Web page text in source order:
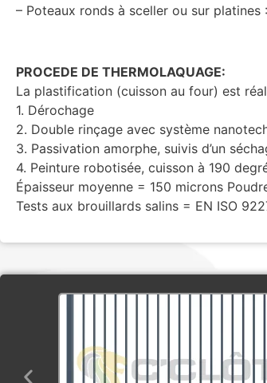
– Poteaux ronds à sceller ou sur platines
PROCEDE DE THERMOLAQUAGE:
La plastification (cuisson au four) est
1. Dérochage
2. Double rinçage avec système
3. Passivation amorphe, suivis d’un
4. Peinture robotisée, cuisson à 190
Épaisseur moyenne = 150 microns
Tests aux brouillards salins = EN ISO